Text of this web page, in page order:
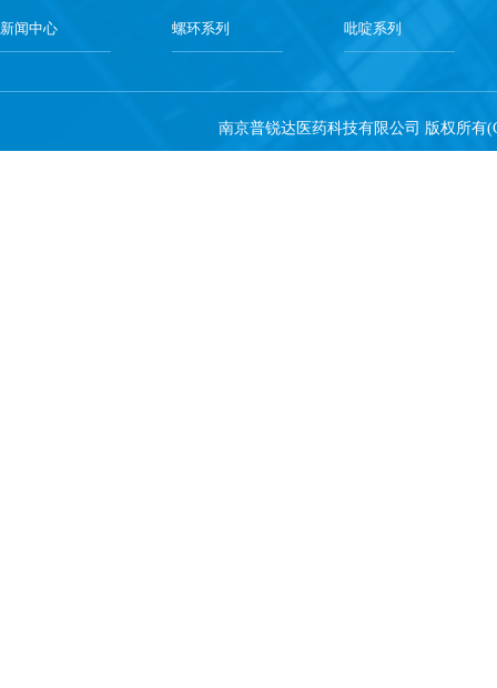
新闻中心 螺环系列 吡啶系列
南京普锐达医药科技有限公司 版权所有